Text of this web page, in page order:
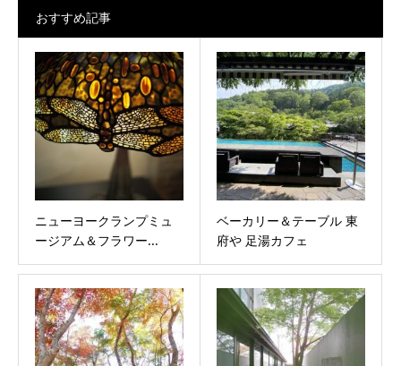
おすすめ記事
ニューヨークランプミュ
ージアム＆フラワー...
ベーカリー＆テーブル 東
府や 足湯カフェ